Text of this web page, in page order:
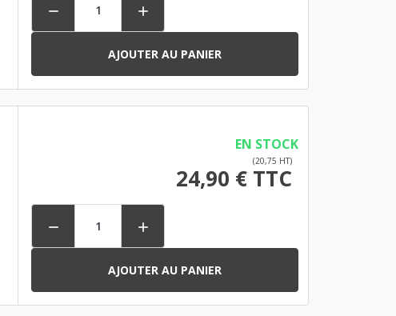
 
AJOUTER AU PANIER
EN STOCK
(20,75 HT)
24,90 € TTC
 
AJOUTER AU PANIER